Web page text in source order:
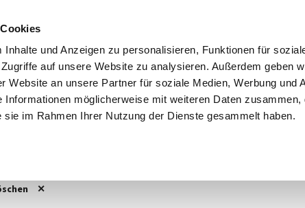
und Anzeigen zu personalisieren, Funktionen für
auf unsere Website zu analysieren. Außerdem geben
Website an unsere Partner für soziale Medien, Werbung und
Informationen möglicherweise mit weiteren Daten zusammen,
sie im Rahmen Ihrer Nutzung der Dienste gesammelt haben.
3Vorführwagen 162Gebrauchtwagen 124
,X3 Kraftstoff
Alle Kraftstoffe Standort
Alle Standorte